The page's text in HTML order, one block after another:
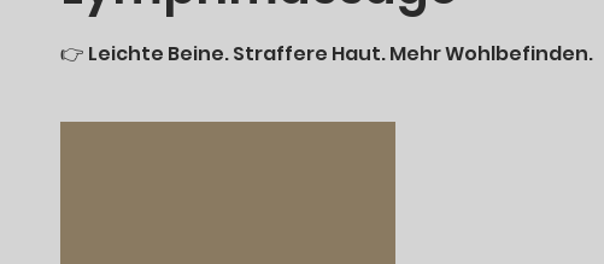
👉 Leichte Beine. Straffere Haut. Mehr Wohlbefinden.